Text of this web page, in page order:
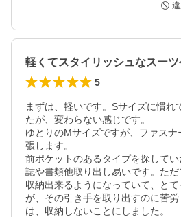
軽くてスタイリッシュなスーツ
5
まずは、軽いです。Sサイズに慣れ
たが、変わらない感じです。
ゆとりのMサイズですが、ファス
張します。
前ポケットのあるタイプを探して
誌や書類他取り出し易いです。た
収納出来るようになっていて、と
が、その引き手を取り出すのに苦
は、収納しないことにしました。